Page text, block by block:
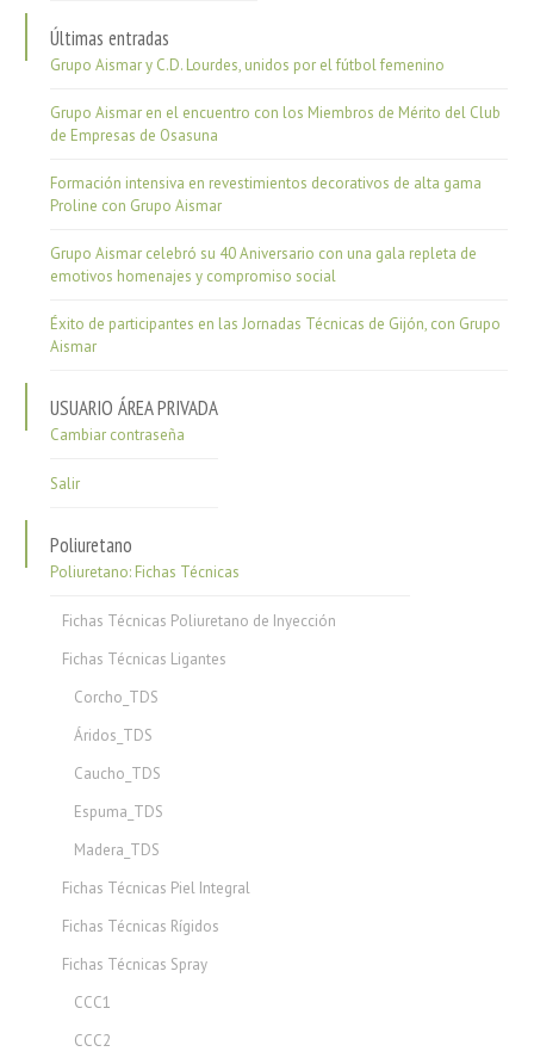
Últimas entradas
Grupo Aismar y C.D. Lourdes, unidos por el fútbol femenino
Grupo Aismar en el encuentro con los Miembros de Mérito del Club
de Empresas de Osasuna
Formación intensiva en revestimientos decorativos de alta gama
Proline con Grupo Aismar
Grupo Aismar celebró su 40 Aniversario con una gala repleta de
emotivos homenajes y compromiso social
Éxito de participantes en las Jornadas Técnicas de Gijón, con Grupo
Aismar
USUARIO ÁREA PRIVADA
Cambiar contraseña
Salir
Poliuretano
Poliuretano: Fichas Técnicas
Fichas Técnicas Poliuretano de Inyección
Fichas Técnicas Ligantes
Corcho_TDS
Áridos_TDS
Caucho_TDS
Espuma_TDS
Madera_TDS
Fichas Técnicas Piel Integral
Fichas Técnicas Rígidos
Fichas Técnicas Spray
CCC1
CCC2